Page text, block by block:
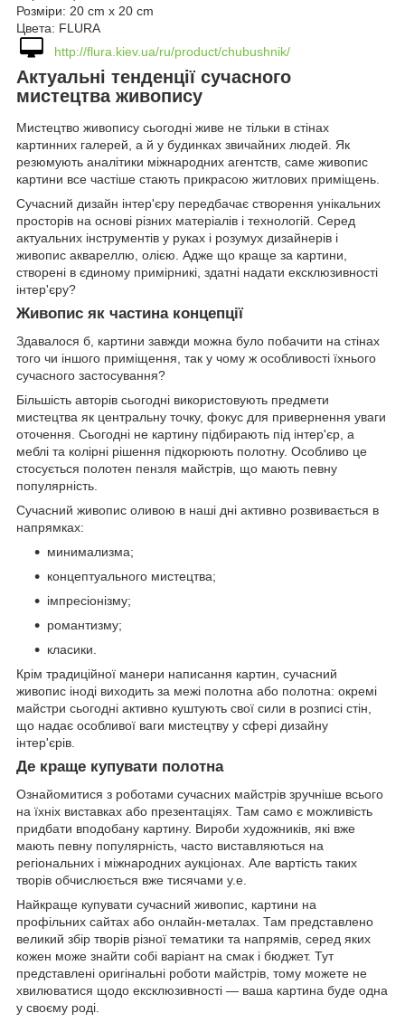
Розміри: 20 cm х 20 cm
Цвета: FLURA
http://flura.kiev.ua/ru/product/chubushnik/
Актуальні тенденції сучасного
мистецтва живопису
Мистецтво живопису сьогодні живе не тільки в стінах
картинних галерей, а й у будинках звичайних людей. Як
резюмують аналітики міжнародних агентств, саме живопис
картини все частіше стають прикрасою житлових приміщень.
Сучасний дизайн інтер'єру передбачає створення унікальних
просторів на основі різних матеріалів і технологій. Серед
актуальних інструментів у руках і розумух дизайнерів і
живопис аквареллю, олією. Адже що краще за картини,
створені в єдиному примірникі, здатні надати ексклюзивності
інтер'єру?
Живопис як частина концепції
Здавалося б, картини завжди можна було побачити на стінах
того чи іншого приміщення, так у чому ж особливості їхнього
сучасного застосування?
Більшість авторів сьогодні використовують предмети
мистецтва як центральну точку, фокус для привернення уваги
оточення. Сьогодні не картину підбирають під інтер'єр, а
меблі та колірні рішення підкорюють полотну. Особливо це
стосується полотен пензля майстрів, що мають певну
популярність.
Сучасний живопис оливою в наші дні активно розвивається в
напрямках:
минимализма;
концептуального мистецтва;
імпресіонізму;
романтизму;
класики.
Крім традиційної манери написання картин, сучасний
живопис іноді виходить за межі полотна або полотна: окремі
майстри сьогодні активно куштують свої сили в розписі стін,
що надає особливої ваги мистецтву у сфері дизайну
інтер'єрів.
Де краще купувати полотна
Ознайомитися з роботами сучасних майстрів зручніше всього
на їхніх виставках або презентаціях. Там само є можливість
придбати вподобану картину. Вироби художників, які вже
мають певну популярність, часто виставляються на
регіональних і міжнародних аукціонах. Але вартість таких
творів обчислюється вже тисячами у.е.
Найкраще купувати сучасний живопис, картини на
профільних сайтах або онлайн-металах. Там представлено
великий збір творів різної тематики та напрямів, серед яких
кожен може знайти собі варіант на смак і бюджет. Тут
представлені оригінальні роботи майстрів, тому можете не
хвилюватися щодо ексклюзивності — ваша картина буде одна
у своєму роді.